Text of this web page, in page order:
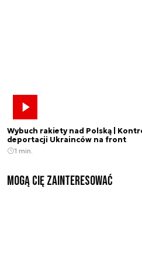
Wybuch rakiety nad Polską |
deportacji Ukrainców na front
1 min.
Mogą Cię zainteresować